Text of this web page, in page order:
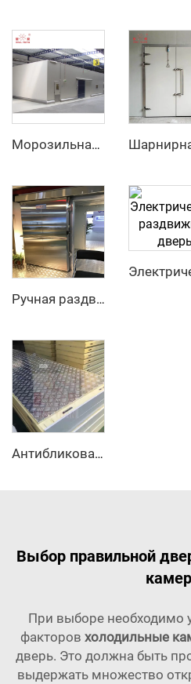
Морозильная камера
Ручная раздвижная дверь
Антибликовая алюминиевая сендвич-панель с наполнителем ПУ
Выбор правильной
При выборе необходимо
факторов холодильные
дверь. Это должна быть
выдержать множество